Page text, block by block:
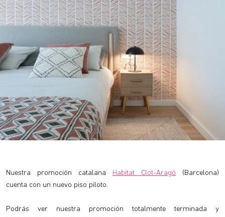
Nuestra promoción catalana Habitat Clot-Aragó (Barcelona)
cuenta con un nuevo piso piloto.
Podrás ver nuestra promoción totalmente terminada y